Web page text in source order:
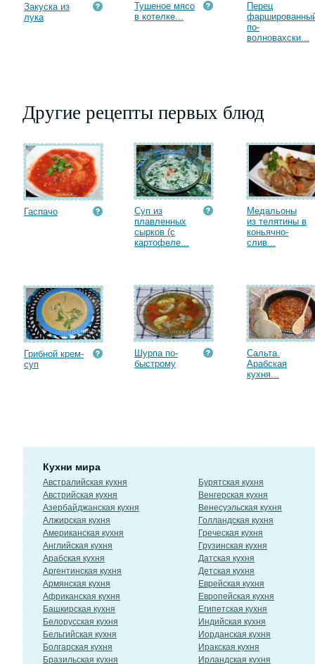
Закуска из
лука
Тушеное мясо
в котелке...
Перец
по-
волновахски...
Другие рецепты первых блюд
Гаспачо
Суп из
плавленных
сырков (с
картофеле...
Медальоны
из телятины в
коньячно-
слив...
Грибной крем-
суп
Шурпа по-
быстрому
Сальта.
Арабская
кухня...
Кухни мира
Австралийская кухня
Австрийская кухня
Азербайджанская кухня
Алжирская кухня
Американская кухня
Английская кухня
Арабская кухня
Аргентинская кухня
Армянская кухня
Африканская кухня
Башкирская кухня
Белорусская кухня
Бельгийская кухня
Болгарская кухня
Бразильская кухня
Бурятская кухня
Венгерская кухня
Венесуэльская кухня
Голландская кухня
Греческая кухня
Грузинская кухня
Датская кухня
Детская кухня
Еврейская кухня
Европейская кухня
Египетская кухня
Индийская кухня
Иорданская кухня
Иракская кухня
Ирландская кухня